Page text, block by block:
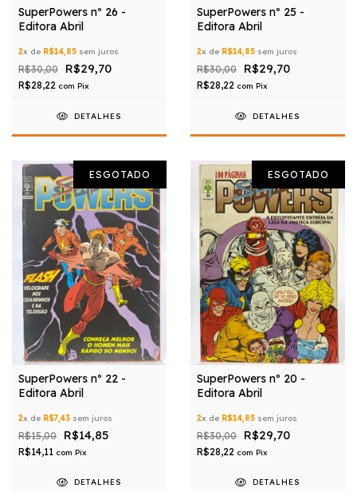
SuperPowers nº 26 -
Editora Abril
2x de R$14,85 sem juros
R$30,00 R$29,70
R$28,22 com Pix
DETALHES
SuperPowers nº 25 -
Editora Abril
2x de R$14,85 sem juros
R$30,00 R$29,70
R$28,22 com Pix
DETALHES
ESGOTADO
SuperPowers nº 22 -
Editora Abril
2x de R$7,43 sem juros
R$15,00 R$14,85
R$14,11 com Pix
DETALHES
ESGOTADO
SuperPowers nº 20 -
Editora Abril
2x de R$14,85 sem juros
R$30,00 R$29,70
R$28,22 com Pix
DETALHES